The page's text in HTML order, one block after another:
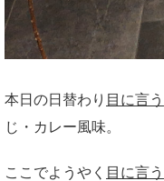
本日の日替わり 目に言う
じ・カレー風味。
ここでようやく 目に言う